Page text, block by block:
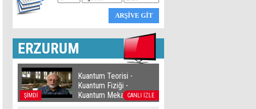
ERZURUM
ŞİMDİ CANLI İZLE
Kuantum Teorisi -
Kuantum Fiziği -
Kuantum Mekaniği